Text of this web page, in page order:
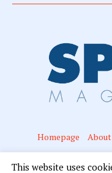
Homepage About
This website uses